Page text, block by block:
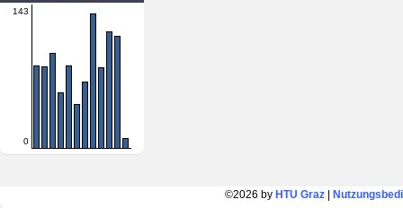
143
0
©2026 by HTU Graz|